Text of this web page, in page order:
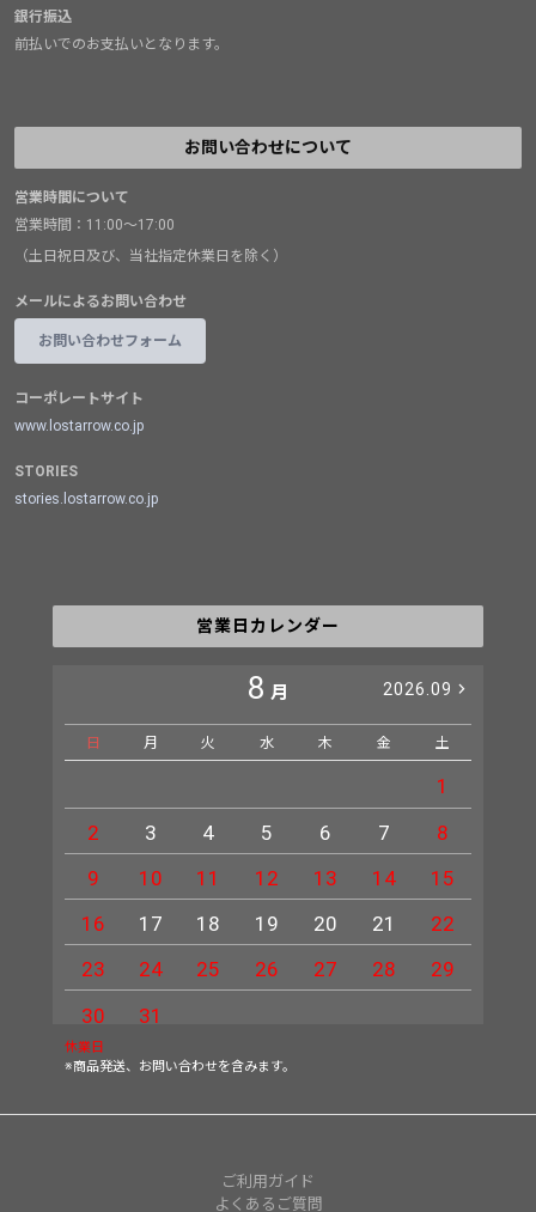
銀行振込
前払いでのお支払いとなります。
お問い合わせについて
営業時間について
営業時間：11:00～17:00
（土日祝日及び、当社指定休業日を除く）
メールによるお問い合わせ
お問い合わせフォーム
コーポレートサイト
www.lostarrow.co.jp
STORIES
stories.lostarrow.co.jp
営業日カレンダー
8 月 2026.09
日 月 火 水 木 金 土
1
2
3 4 5 6 7
8
9
10 11 12 13 14
15
16
17 18 19 20 21
22
23
24 25 26 27 28
29
30
31
休業日
※商品発送、お問い合わせを含みます。
ご利用ガイド
よくあるご質問